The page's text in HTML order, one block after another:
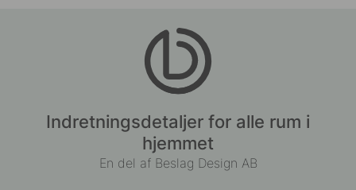
Indretningsdetaljer for alle rum i
hjemmet
En del af Beslag Design AB